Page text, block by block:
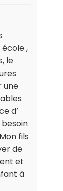
école ,
le
une
d’
fils
de
et
à